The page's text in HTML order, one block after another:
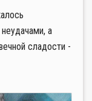
а
сладости -